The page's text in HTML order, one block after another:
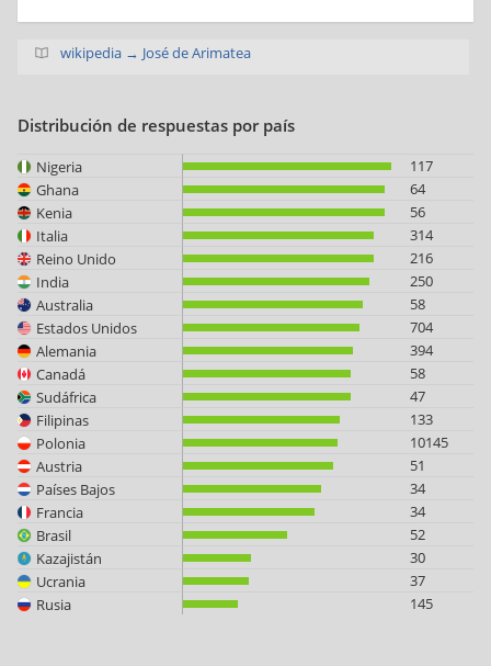
wikipedia → José de Arimatea
Distribución de respuestas por país
Nigeria
117
Ghana
64
Kenia
56
Italia
314
Reino Unido
216
India
250
Australia
58
Estados Unidos
704
Alemania
394
Canadá
58
Sudáfrica
47
Filipinas
133
Polonia
10145
Austria
51
Países Bajos
34
Francia
34
Brasil
52
Kazajistán
30
Ucrania
37
Rusia
145